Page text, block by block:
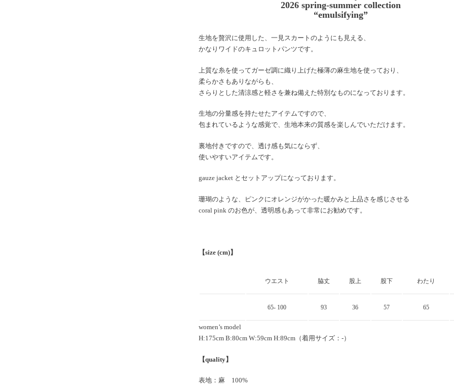
2026 spring-summer collection
“emulsifying”
生地を贅沢に使用した、一見スカートのようにも見える、
かなりワイドのキュロットパンツです。
上質な糸を使ってガーゼ調に織り上げた極薄の麻生地を使っており、
柔らかさもありながらも、
さらりとした清涼感と軽さを兼ね備えた特別なものになっております。
生地の分量感を持たせたアイテムですので、
包まれているような感覚で、生地本来の質感を楽しんでいただけます。
裏地付きですので、透け感も気にならず、
使いやすいアイテムです。
gauze jacket とセットアップになっております。
珊瑚のような、ピンクにオレンジがかった暖かみと上品さを感じさせる
coral pink のお色が、透明感もあって非常にお勧めです。
【size (cm)】
ウエスト 脇丈 股上 股下 わたり
65- 100 93 36 57 65
women’s model
H:175cm B:80cm W:59cm H:89cm（着用サイズ：-）
【quality】
表地：麻 100%